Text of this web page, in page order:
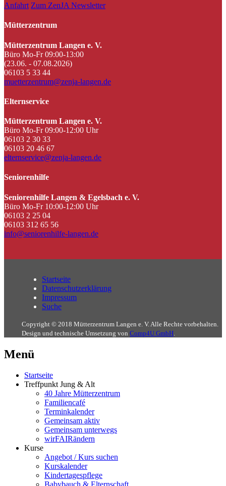
Anfahrt Zum ZenJA Newsletter
Mütterzentrum
Mütterzentrum Langen e. V.
Büro Mo-Fr 09:00-13:00
(23.06. - 07.08.2026)
06103 5 33 44
muetterzentrum@zenja-langen.de
Elternservice
Mütterzentrum Langen e. V.
Büro Mo-Fr 09:00-12:00 Uhr
06103 2 30 33
06103 20 46 67
elternservice@zenja-langen.de
Seniorenhilfe
Seniorenhilfe Langen & Egelsbach e. V.
Büro Mo-Fr 10:00-12:00 Uhr
06103 2 25 04
06103 312 65 56
info@seniorenhilfe-langen.de
Startseite
Datenschutzerklärung
Impressum
Suche
Copyright © 2018 Mütterzentrum Langen e. V. Alle Rechte vorbehalten.
Design und technische Umsetzung von Comp4U GmbH
Menü
Startseite
Treffpunkt Jung & Alt
40 Jahre Mütterzentrum
Familiencafé
Terminkalender
Gemeinsam aktiv
Gemeinsam unterwegs
wirFAIRändern
Kurse
Angebot / Kurs suchen
Kurskalender
Kindertagespflege